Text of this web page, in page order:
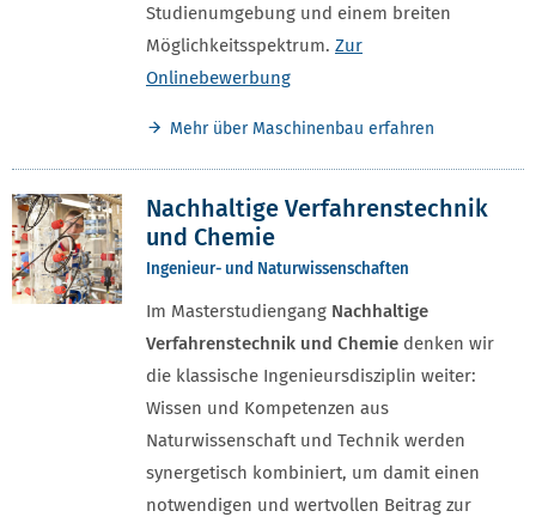
Studienumgebung und einem breiten
Möglichkeitsspektrum. Zur
Onlinebewerbung
Mehr über Maschinenbau erfahren
Nachhaltige Verfahrenstechnik
und Chemie
Ingenieur- und Naturwissenschaften
Im Masterstudiengang Nachhaltige
Verfahrenstechnik und Chemie denken wir
die klassische Ingenieursdisziplin weiter:
Wissen und Kompetenzen aus
Naturwissenschaft und Technik werden
synergetisch kombiniert, um damit einen
notwendigen und wertvollen Beitrag zur